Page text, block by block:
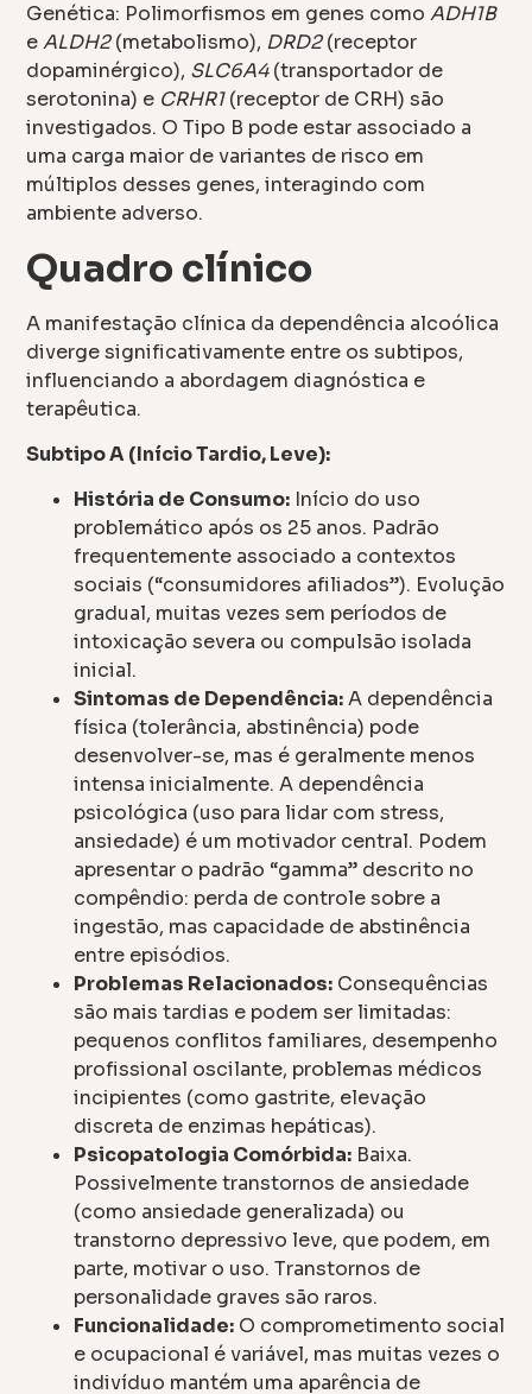
Genética: Polimorfismos em genes comoADH1B
eALDH2(metabolismo), DRD2(receptor
dopaminérgico), SLC6A4(transportador de
serotonina) e CRHR1(receptor de CRH) são
investigados. O Tipo B pode estar associado a
uma carga maior de variantes de risco em
múltiplos desses genes, interagindo com
ambiente adverso.
Quadro clínico
A manifestação clínica da dependência alcoólica
diverge significativamente entre os subtipos,
influenciando a abordagem diagnóstica e
terapêutica.
Subtipo A (Início Tardio, Leve):
História de Consumo: Início do uso
problemático após os 25 anos. Padrão
frequentemente associado a contextos
sociais (“consumidores afiliados”). Evolução
gradual, muitas vezes sem períodos de
intoxicação severa ou compulsão isolada
inicial.
Sintomas de Dependência:A dependência
física (tolerância, abstinência) pode
desenvolver-se, mas é geralmente menos
intensa inicialmente. A dependência
psicológica (uso para lidar com stress,
ansiedade) é um motivador central. Podem
apresentar o padrão “gamma” descrito no
compêndio: perda de controle sobre a
ingestão, mas capacidade de abstinência
entre episódios.
Problemas Relacionados: Consequências
são mais tardias e podem ser limitadas:
pequenos conflitos familiares, desempenho
profissional oscilante, problemas médicos
incipientes (como gastrite, elevação
discreta de enzimas hepáticas).
Psicopatologia Comórbida: Baixa.
Possivelmente transtornos de ansiedade
(como ansiedade generalizada) ou
transtorno depressivo leve, que podem, em
parte, motivar o uso. Transtornos de
personalidade graves são raros.
Funcionalidade: O comprometimento social
e ocupacional é variável, mas muitas vezes o
indivíduo mantém uma aparência de